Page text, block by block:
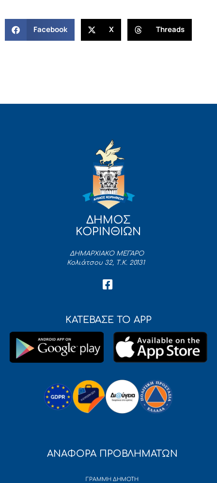
Facebook X Threads
ΔΗΜΟΣ
ΚΟΡΙΝΘΙΩΝ
ΔΗΜΑΡΧΙΑΚΟ ΜΕΓΑΡΟ
Κολιάτσου 32, Τ.Κ. 20131
ΚΑΤΕΒΑΣΕ ΤΟ APP
ΑΝΑΦΟΡΑ ΠΡΟΒΛΗΜΑΤΩΝ
ΓΡΑΜΜΗ ΔΗΜΟΤΗ